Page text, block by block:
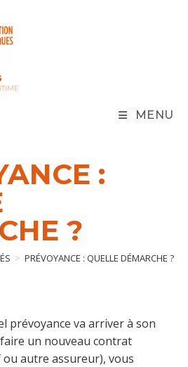
MENU
:
?
> PRÉVOYANCE : QUELLE DÉMARCHE ?
prévoyance va arriver à son
un nouveau contrat
autre assureur), vous